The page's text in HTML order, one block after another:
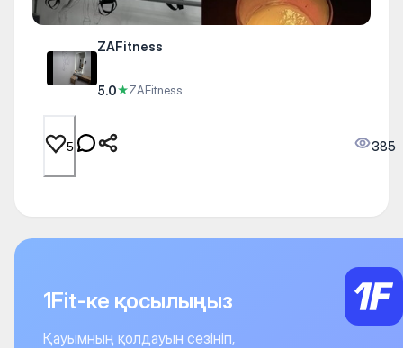
ZAFitness
5.0★ZAFitness
5 385
1Fit-ке қосылыңыз
Қауымның қолдауын сезініп,